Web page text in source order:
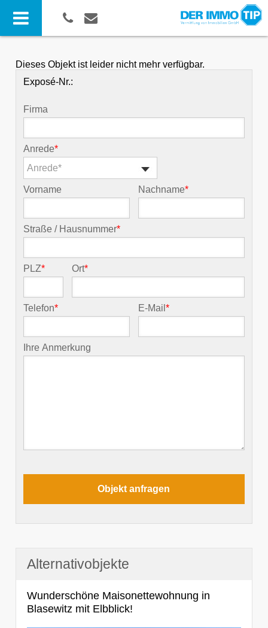
Dieses Objekt ist leider nicht mehr verfügbar.
Exposé-Nr.:
Firma
Anrede*
Anrede*
Vorname Nachname*
Straße / Hausnummer*
PLZ* Ort*
Telefon* E-Mail*
Ihre Anmerkung
Alternativobjekte
Wunderschöne Maisonettewohnung in
Blasewitz mit Elbblick!